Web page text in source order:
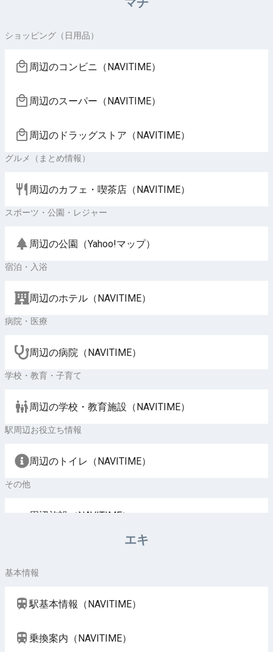
ショッピング（日用品）
周辺のコンビニ（NAVITIME）
周辺のスーパー（NAVITIME）
周辺のドラッグストア（NAVITIME）
グルメ（まとめ情報）
周辺のカフェ・喫茶店（NAVITIME）
スポーツ・公園・レジャー
周辺の公園（Yahoo!マップ）
宿泊・入浴
周辺のホテル（NAVITIME）
病院・医療
周辺の病院（NAVITIME）
学校・教育・子育て
周辺の学校・教育施設（NAVITIME）
駅周辺お役立ち情報
周辺のトイレ（NAVITIME）
その他
周辺施設（NAVITIME）
エキ
基本情報
駅基本情報（NAVITIME）
乗換案内（NAVITIME）